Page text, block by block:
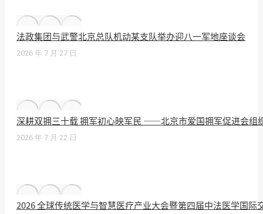
法政集团与武警北京总队机动某支队举办迎八一军地座谈会
2026 年 7 月 27 日
深耕双拥三十载 拥军初心映军民 ——北京市爱国拥军促进会组
2026 年 7 月 22 日
2026 全球传统医学与智慧医疗产业大会暨第四届中法医学国际